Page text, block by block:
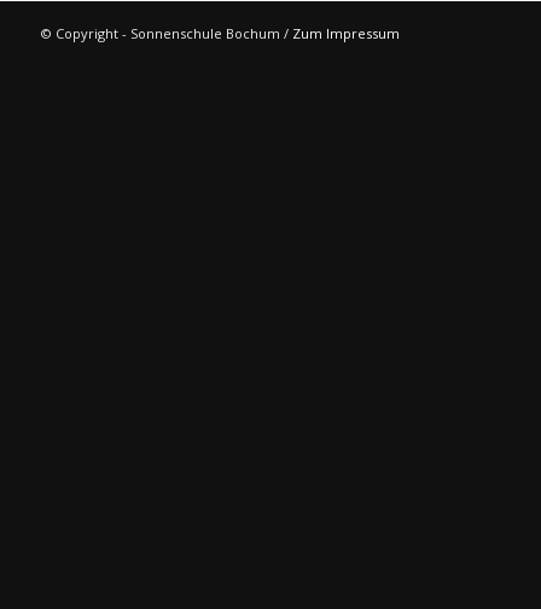
© Copyright - Sonnenschule Bochum / Zum Impressum